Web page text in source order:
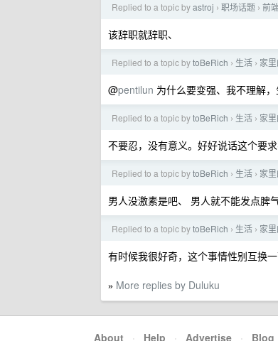
Replied to a topic byastroj › 职场话题 › 前
该辞职就辞职、
Replied to a topic bytoBeRich › 生活 › 家
@pentilun 为什么要变强、我不理解
Replied to a topic bytoBeRich › 生活 › 家
不要忍，没有意义。好好说话这个要求
Replied to a topic bytoBeRich › 生活 › 家
男人没激素是吧、 男人就不能发点脾
Replied to a topic bytoBeRich › 生活 › 家
有时候我很好奇，这个事情性别互换
» More replies by Duluku
About · Help · Advertise · Blog